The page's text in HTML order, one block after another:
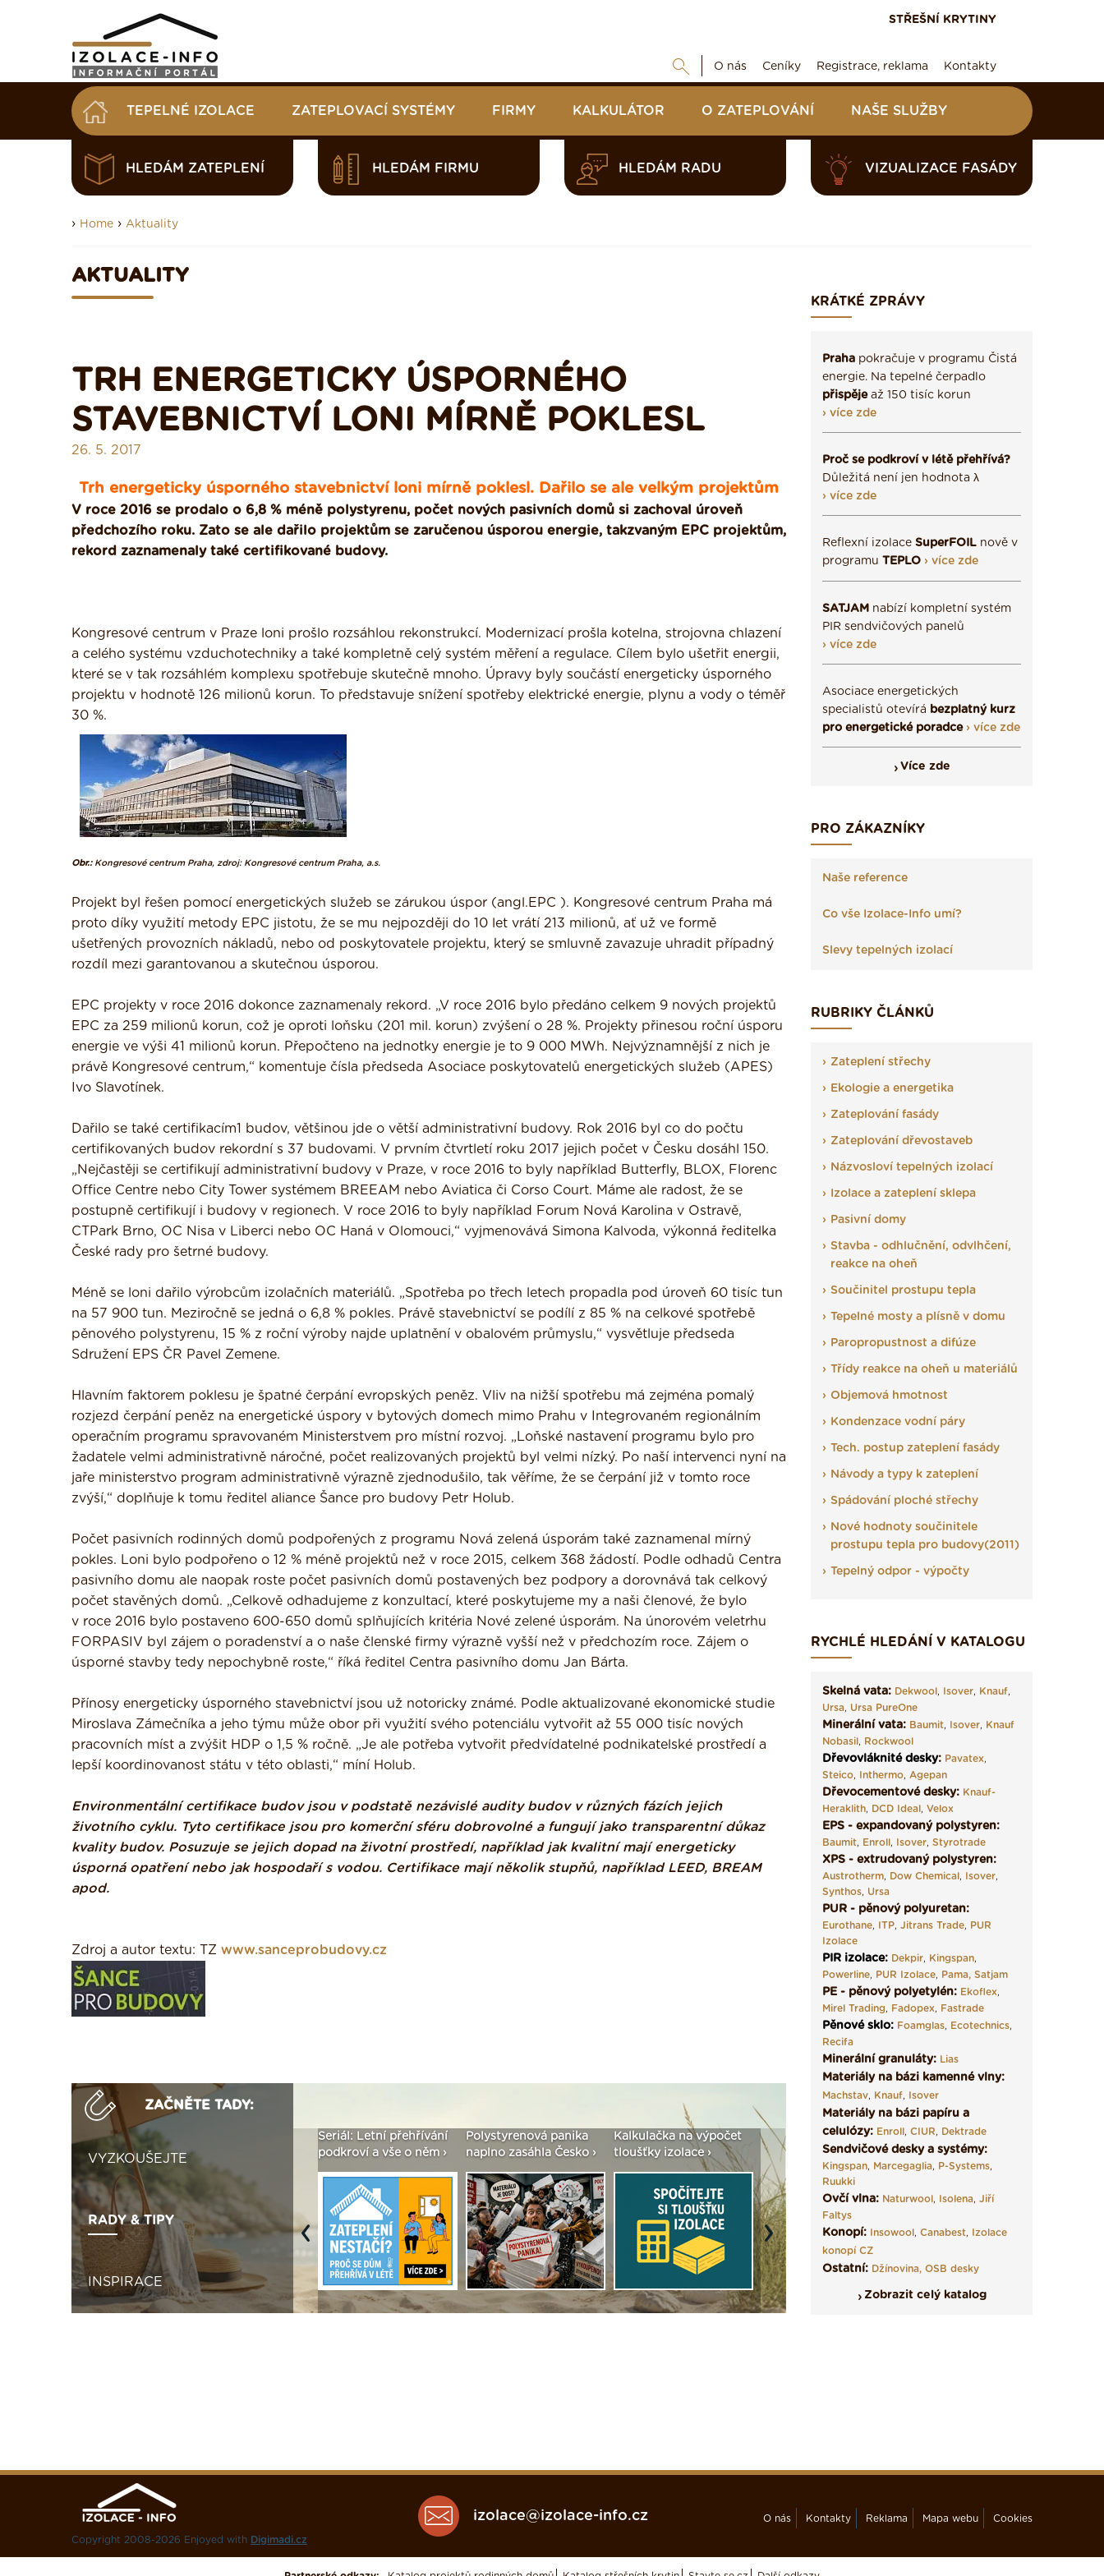
STŘEŠNÍ KRYTINY
O nás Ceníky Registrace, reklama Kontakty
TEPELNÉ IZOLACE ZATEPLOVACÍ SYSTÉMY FIRMY KALKULÁTOR O ZATEPLOVÁNÍ NAŠE SLUŽBY
HLEDÁM ZATEPLENÍ HLEDÁM FIRMU HLEDÁM RADU VIZUALIZACE FASÁDY
› Home › Aktuality
AKTUALITY
TRH ENERGETICKY ÚSPORNÉHO
STAVEBNICTVÍ LONI MÍRNĚ POKLESL
26. 5. 2017
Trh energeticky úsporného stavebnictví loni mírně poklesl. Dařilo se ale velkým projektům
V roce 2016 se prodalo o 6,8 % méně polystyrenu, počet nových pasivních domů si zachoval úroveň
předchozího roku. Zato se ale dařilo projektům se zaručenou úsporou energie, takzvaným EPC projektům,
rekord zaznamenaly také certifikované budovy.
Kongresové centrum v Praze loni prošlo rozsáhlou rekonstrukcí. Modernizací prošla kotelna, strojovna chlazení
a celého systému vzduchotechniky a také kompletně celý systém měření a regulace. Cílem bylo ušetřit energii,
které se v tak rozsáhlém komplexu spotřebuje skutečně mnoho. Úpravy byly součástí energeticky úsporného
projektu v hodnotě 126 milionů korun. To představuje snížení spotřeby elektrické energie, plynu a vody o téměř
30 %.
Obr.:Kongresové centrum Praha, zdroj: Kongresové centrum Praha, a.s.
Projekt byl řešen pomocí energetických služeb se zárukou úspor (angl.EPC ). Kongresové centrum Praha má
proto díky využití metody EPC jistotu, že se mu nejpozději do 10 let vrátí 213 milionů, ať už ve formě
ušetřených provozních nákladů, nebo od poskytovatele projektu, který se smluvně zavazuje uhradit případný
rozdíl mezi garantovanou a skutečnou úsporou.
EPC projekty v roce 2016 dokonce zaznamenaly rekord. „V roce 2016 bylo předáno celkem 9 nových projektů
EPC za 259 milionů korun, což je oproti loňsku (201 mil. korun) zvýšení o 28 %. Projekty přinesou roční úsporu
energie ve výši 41 milionů korun. Přepočteno na jednotky energie je to 9 000 MWh. Nejvýznamnější z nich je
právě Kongresové centrum,“ komentuje čísla předseda Asociace poskytovatelů energetických služeb (APES)
Ivo Slavotínek.
Dařilo se také certifikacím1 budov, většinou jde o větší administrativní budovy. Rok 2016 byl co do počtu
certifikovaných budov rekordní s 37 budovami. V prvním čtvrtletí roku 2017 jejich počet v Česku dosáhl 150.
„Nejčastěji se certifikují administrativní budovy v Praze, v roce 2016 to byly například Butterfly, BLOX, Florenc
Office Centre nebo City Tower systémem BREEAM nebo Aviatica či Corso Court. Máme ale radost, že se
postupně certifikují i budovy v regionech. V roce 2016 to byly například Forum Nová Karolina v Ostravě,
CTPark Brno, OC Nisa v Liberci nebo OC Haná v Olomouci,“ vyjmenovává Simona Kalvoda, výkonná ředitelka
České rady pro šetrné budovy.
Méně se loni dařilo výrobcům izolačních materiálů. „Spotřeba po třech letech propadla pod úroveň 60 tisíc tun
na 57 900 tun. Meziročně se jedná o 6,8 % pokles. Právě stavebnictví se podílí z 85 % na celkové spotřebě
pěnového polystyrenu, 15 % z roční výroby najde uplatnění v obalovém průmyslu,“ vysvětluje předseda
Sdružení EPS ČR Pavel Zemene.
Hlavním faktorem poklesu je špatné čerpání evropských peněz. Vliv na nižší spotřebu má zejména pomalý
rozjezd čerpání peněz na energetické úspory v bytových domech mimo Prahu v Integrovaném regionálním
operačním programu spravovaném Ministerstvem pro místní rozvoj. „Loňské nastavení programu bylo pro
žadatele velmi administrativně náročné, počet realizovaných projektů byl velmi nízký. Po naší intervenci nyní na
jaře ministerstvo program administrativně výrazně zjednodušilo, tak věříme, že se čerpání již v tomto roce
zvýší,“ doplňuje k tomu ředitel aliance Šance pro budovy Petr Holub.
Počet pasivních rodinných domů podpořených z programu Nová zelená úsporám také zaznamenal mírný
pokles. Loni bylo podpořeno o 12 % méně projektů než v roce 2015, celkem 368 žádostí. Podle odhadů Centra
pasivního domu ale naopak roste počet pasivních domů postavených bez podpory a dorovnává tak celkový
počet stavěných domů. „Celkově odhadujeme z konzultací, které poskytujeme my a naši členové, že bylo
v roce 2016 bylo postaveno 600-650 domů splňujících kritéria Nové zelené úsporám. Na únorovém veletrhu
FORPASIV byl zájem o poradenství a o naše členské firmy výrazně vyšší než v předchozím roce. Zájem o
úsporné stavby tedy nepochybně roste,“ říká ředitel Centra pasivního domu Jan Bárta.
Přínosy energeticky úsporného stavebnictví jsou už notoricky známé. Podle aktualizované ekonomické studie
Miroslava Zámečníka a jeho týmu může obor při využití svého potenciálu vytvořit až 55 000 tisíc nových
pracovních míst a zvýšit HDP o 1,5 % ročně. „Je ale potřeba vytvořit předvídatelné podnikatelské prostředí a
lepší koordinovanost státu v této oblasti,“ míní Holub.
Environmentální certifikace budov jsou v podstatě nezávislé audity budov v různých fázích jejich
životního cyklu. Tyto certifikace jsou pro komerční sféru dobrovolné a fungují jako transparentní důkaz
kvality budov. Posuzuje se jejich dopad na životní prostředí, například jak kvalitní mají energeticky
úsporná opatření nebo jak hospodaří s vodou. Certifikace mají několik stupňů, například LEED, BREAM
apod.
Zdroj a autor textu: TZ www.sanceprobudovy.cz
ZAČNĚTE TADY:
VYZKOUŠEJTE
RADY & TIPY
INSPIRACE
Vytvořte si vizualizaci
seženeme! ›
Seriál: Letní přehřívání
podkroví a vše o něm ›
Polystyrenová panika
naplno zasáhla Česko ›
Kalkulačka na výpočet
tloušťky izolace ›
Seriál: Fasády ETICS a
vše podstatné v kostce ›
Vyberte si izolaci a pak
ji tady klidně poptejte ›
Previous Next
KRÁTKÉ ZPRÁVY
Praha pokračuje v programu Čistá
energie. Na tepelné čerpadlo
přispějeaž 150 tisíc korun
› více zde
Proč se podkroví v létě přehřívá?
Důležitá není jen hodnota λ
› více zde
Reflexní izolace SuperFOIL nově v
programu TEPLO › více zde
SATJAM nabízí kompletní systém
PIR sendvičových panelů
› více zde
Asociace energetických
specialistů otevírá bezplatný kurz
pro energetické poradce › více zde
Více zde
PRO ZÁKAZNÍKY
Naše reference
Co vše Izolace-Info umí?
Slevy tepelných izolací
RUBRIKY ČLÁNKŮ
Zateplení střechy
Ekologie a energetika
Zateplování fasády
Zateplování dřevostaveb
Názvosloví tepelných izolací
Izolace a zateplení sklepa
Pasivní domy
Stavba - odhlučnění, odvlhčení,
reakce na oheň
Součinitel prostupu tepla
Tepelné mosty a plísně v domu
Paropropustnost a difúze
Třídy reakce na oheň u materiálů
Objemová hmotnost
Kondenzace vodní páry
Tech. postup zateplení fasády
Návody a typy k zateplení
Spádování ploché střechy
Nové hodnoty součinitele
prostupu tepla pro budovy(2011)
Tepelný odpor - výpočty
RYCHLÉ HLEDÁNÍ V KATALOGU
Skelná vata: Dekwool, Isover, Knauf,
Ursa, Ursa PureOne
Minerální vata: Baumit, Isover, Knauf
Nobasil, Rockwool
Dřevovláknité desky: Pavatex,
Steico, Inthermo, Agepan
Dřevocementové desky: Knauf-
Heraklith, DCD Ideal, Velox
EPS - expandovaný polystyren:
Baumit, Enroll, Isover, Styrotrade
XPS - extrudovaný polystyren:
Austrotherm, Dow Chemical, Isover,
Synthos, Ursa
PUR - pěnový polyuretan:
Eurothane, ITP, Jitrans Trade, PUR
Izolace
PIR izolace: Dekpir, Kingspan,
Powerline, PUR Izolace, Pama, Satjam
PE - pěnový polyetylén: Ekoflex,
Mirel Trading, Fadopex, Fastrade
Pěnové sklo: Foamglas, Ecotechnics,
Recifa
Minerální granuláty: Lias
Materiály na bázi kamenné vlny:
Machstav, Knauf, Isover
Materiály na bázi papíru a
celulózy: Enroll, CIUR, Dektrade
Sendvičové desky a systémy:
Kingspan, Marcegaglia, P-Systems,
Ruukki
Ovčí vlna: Naturwool, Isolena, Jiří
Faltys
Konopí: Insowool, Canabest, Izolace
konopí CZ
Ostatní: Džínovina, OSB desky
Zobrazit celý katalog
Copyright 2008-2026 Enjoyed with Digimadi.cz
izolace@izolace-info.cz O nás Kontakty Reklama Mapa webu Cookies